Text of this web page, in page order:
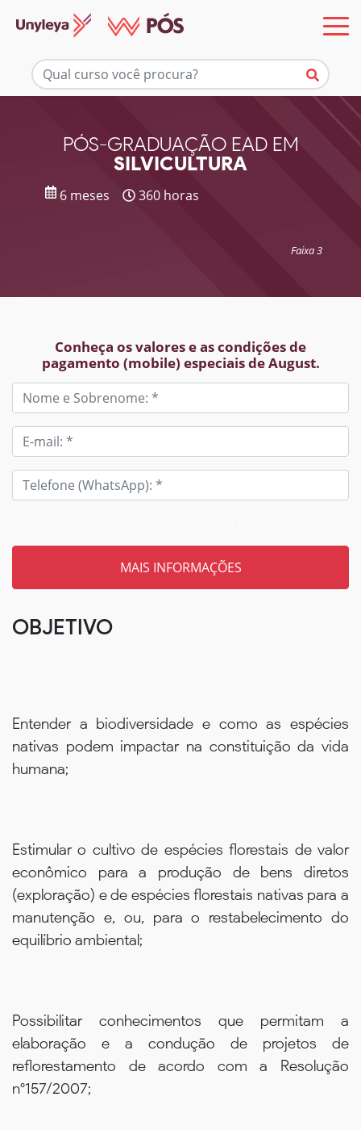
PÓS-GRADUAÇÃO EAD EM
SILVICULTURA
6 meses 360 horas
Faixa 3
Conheça os valores e as condições de
pagamento (mobile) especiais de August.
Mais informações
OBJETIVO
Entender a biodiversidade e como as espécies
nativas podem impactar na constituição da vida
humana;
Estimular o cultivo de espécies florestais de valor
econômico para a produção de bens diretos
(exploração) e de espécies florestais nativas para a
manutenção e, ou, para o restabelecimento do
equilíbrio ambiental;
Possibilitar conhecimentos que permitam a
elaboração e a condução de projetos de
reflorestamento de acordo com a Resolução
n°157/2007;